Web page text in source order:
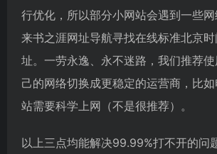
行优化，所以部分小网站会遇到一些
来书之涯网址导航寻找在线标准北京
址。一劳永逸、永不迷路，我们推荐
己的网络切换成更稳定的运营商，比
站需要科学上网（不是很推荐）。
以上三点均能解决99.99%打不开的问